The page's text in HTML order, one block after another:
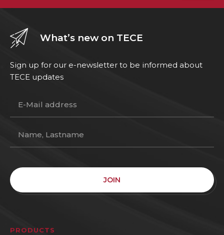
What’s new on TECE
Sign up for our e-newsletter to be informed about
TECE updates
JOIN
PRODUCTS